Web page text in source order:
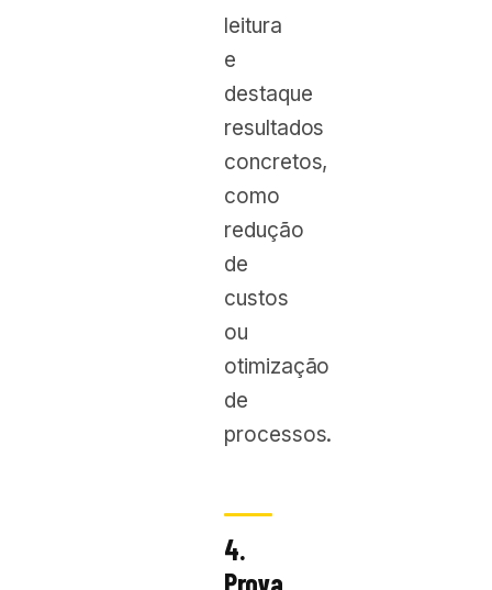
leitura
e
destaque
resultados
concretos,
como
redução
de
custos
ou
otimização
de
processos.
4.
Prova